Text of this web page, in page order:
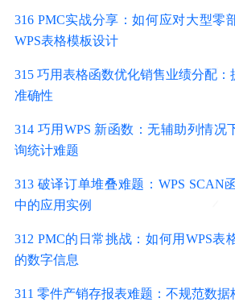
316 PMC实战分享：如何应对大型零
WPS表格模板设计
315 巧用表格函数优化销售业绩分配
准确性
314 巧用WPS 新函数：无辅助列情况
询统计难题
313 破译订单堆叠难题：WPS SCAN
中的应用实例
312 PMC的日常挑战：如何用WPS表
的数字信息
311 零件产销存报表难题：不规范数